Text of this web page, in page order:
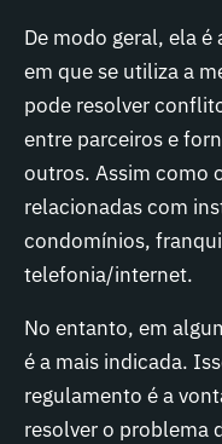
De modo geral, ela
em que se utiliza a
pode resolver
entre parceiros e
outros. Assim como
relacionadas com
condomínios,
telefonia/internet.
No entanto, em
é a mais indicada.
regulamento é a
resolver o problema